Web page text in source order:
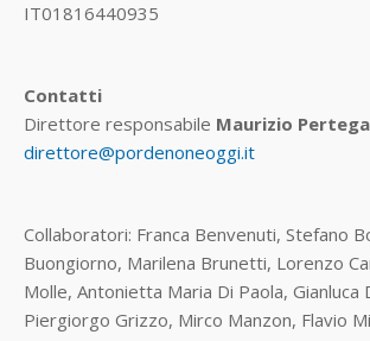
IT01816440935
Contatti
Direttore responsabile Maurizio
direttore@pordenoneoggi.it
Collaboratori: Franca Benvenuti, Stefano
Buongiorno, Marilena Brunetti, Lorenzo
Molle, Antonietta Maria Di Paola, Gianluca
Piergiorgo Grizzo, Mirco Manzon, Flavio